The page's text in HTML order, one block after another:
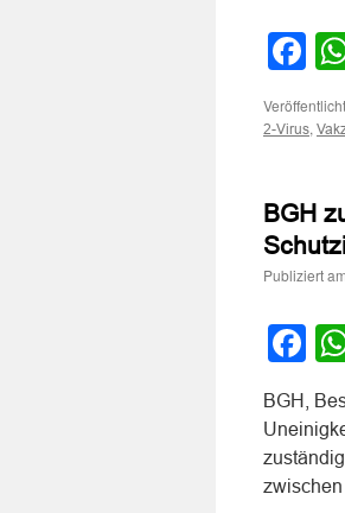
2-Virus,
BGH
Publiziert am
BGH,